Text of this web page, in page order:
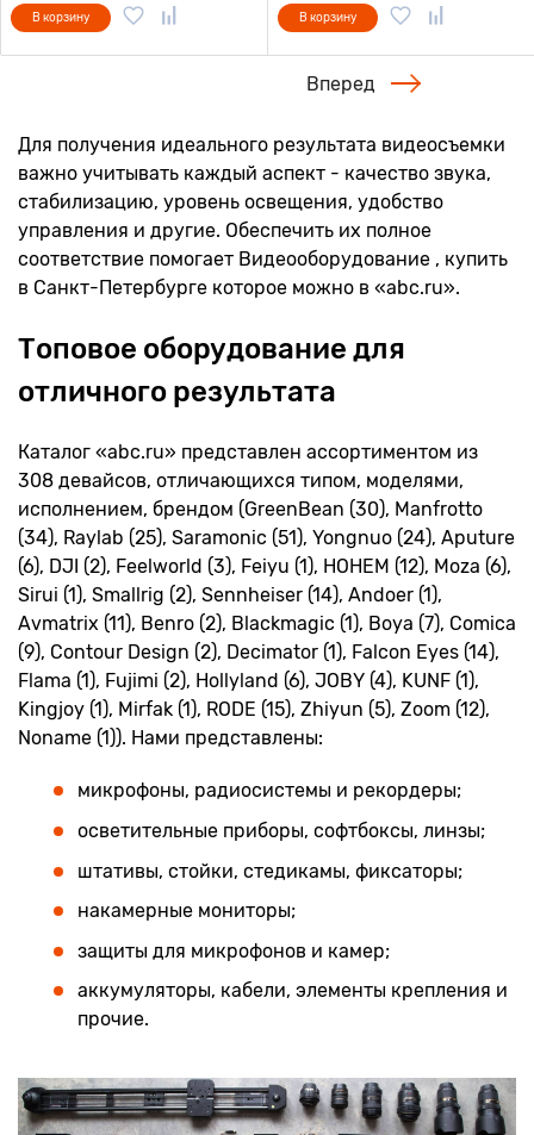
В корзину В корзину
Вперед
Для получения идеального результата видеосъемки
важно учитывать каждый аспект - качество звука,
стабилизацию, уровень освещения, удобство
управления и другие. Обеспечить их полное
соответствие помогает Видеооборудование , купить
в Санкт-Петербурге которое можно в «abc.ru».
Топовое оборудование для
отличного результата
Каталог «abc.ru» представлен ассортиментом из
308 девайсов, отличающихся типом, моделями,
исполнением, брендом (GreenBean (30), Manfrotto
(34), Raylab (25), Saramonic (51), Yongnuo (24), Aputure
(6), DJI (2), Feelworld (3), Feiyu (1), HOHEM (12), Moza (6),
Sirui (1), Smallrig (2), Sennheiser (14), Andoer (1),
Avmatrix (11), Benro (2), Blackmagic (1), Boya (7), Comica
(9), Contour Design (2), Decimator (1), Falcon Eyes (14),
Flama (1), Fujimi (2), Hollyland (6), JOBY (4), KUNF (1),
Kingjoy (1), Mirfak (1), RODE (15), Zhiyun (5), Zoom (12),
Noname (1)). Нами представлены:
микрофоны, радиосистемы и рекордеры;
осветительные приборы, софтбоксы, линзы;
штативы, стойки, стедикамы, фиксаторы;
накамерные мониторы;
защиты для микрофонов и камер;
аккумуляторы, кабели, элементы крепления и
прочие.